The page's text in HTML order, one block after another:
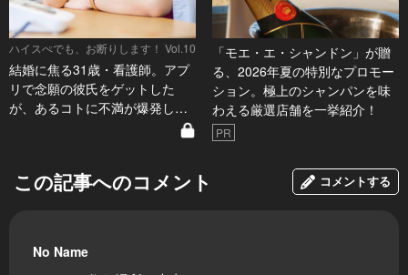
ハイスぺでも、お断りします！ Vol.10
結婚に焦る31歳・看護師。アプ
リで念願の彼氏をゲットした
が、あるコトに不満が爆発し…
「モエ・エ・シャンドン」が贈
る、2026年夏の特別なプロモー
ション。極上のシャンパンを味
わえる厳選店舗を一挙紹介！
PR
この記事へのコメント コメントする
No Name